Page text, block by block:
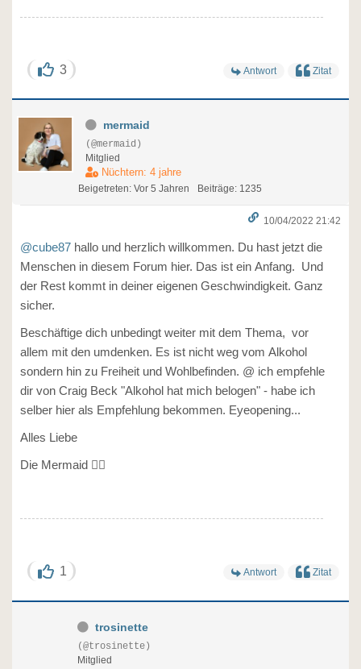
3 Antwort Zitat
mermaid
(@mermaid)
Mitglied
Nüchtern: 4 jahre
Beigetreten: Vor 5 Jahren Beiträge: 1235
10/04/2022 21:42
@cube87 hallo und herzlich willkommen. Du hast jetzt die
Menschen in diesem Forum hier. Das ist ein Anfang. Und
der Rest kommt in deiner eigenen Geschwindigkeit. Ganz
sicher.
Beschäftige dich unbedingt weiter mit dem Thema, vor
allem mit den umdenken. Es ist nicht weg vom Alkohol
sondern hin zu Freiheit und Wohlbefinden. @ ich empfehle
dir von Craig Beck "Alkohol hat mich belogen" - habe ich
selber hier als Empfehlung bekommen. Eyeopening...
Alles Liebe
Die Mermaid 🧜‍♀️
1 Antwort Zitat
trosinette
(@trosinette)
Mitglied